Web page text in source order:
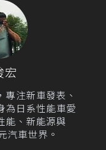
宏
注新車發表、
為日系性能車愛
能、新能源與
汽車世界。